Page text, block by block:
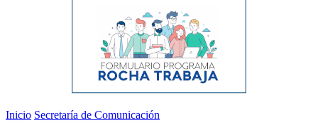
Inicio Secretaría de Comunicación